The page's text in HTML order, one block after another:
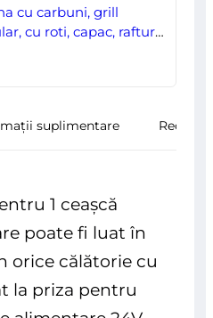
cu carbuni, grill
cu roti, capac, rafturi,
suplimentare
1 ceașcă
poate fi luat în
orice călătorie cu
la priza pentru